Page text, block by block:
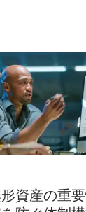
資産の重